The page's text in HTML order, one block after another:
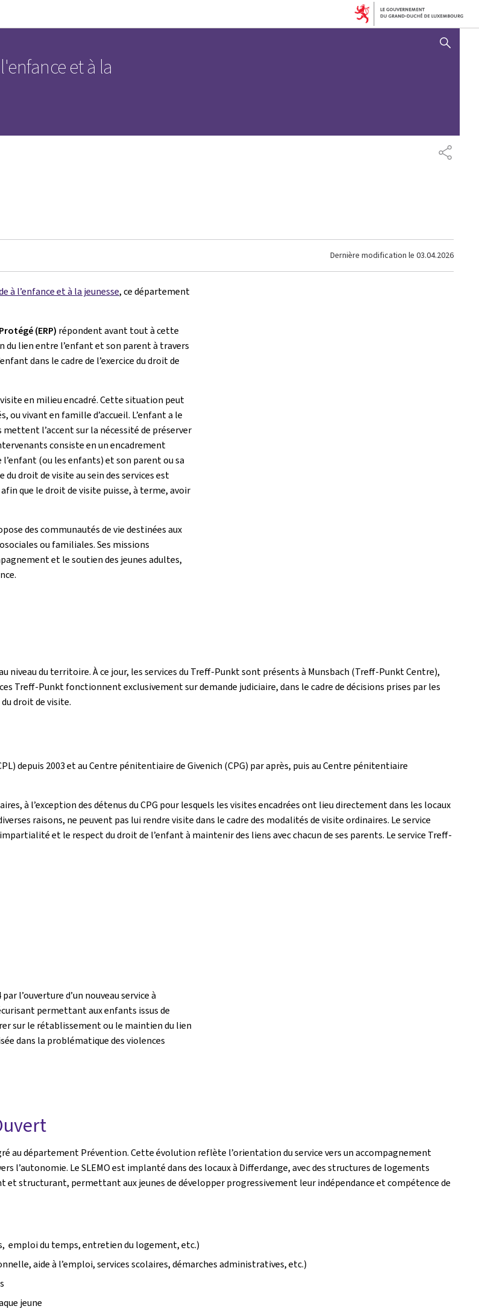
et à la
AFFICHER / MASQUER
Dernière modification le 03.04.2026
à l’enfance et à la jeunesse, ce département
(ERP) répondent avant tout à cette
lien entre l’enfant et son parent à travers
dans le cadre de l’exercice du droit de
visite en milieu encadré. Cette situation peut
vivant en famille d’accueil. L’enfant a le
mettent l’accent sur la nécessité de préserver
consiste en un encadrement
(ou les enfants) et son parent ou sa
du droit de visite au sein des services est
que le droit de visite puisse, à terme, avoir
des communautés de vie destinées aux
ou familiales. Ses missions
et le soutien des jeunes adultes,
niveau du territoire. À ce jour, les services du Treff-Punkt sont présents à Munsbach (Treff-Punkt Centre),
Treff-Punkt fonctionnent exclusivement sur demande judiciaire, dans le cadre de décisions prises par les
droit de visite.
depuis 2003 et au Centre pénitentiaire de Givenich (CPG) par après, puis au Centre pénitentiaire
à l’exception des détenus du CPG pour lesquels les visites encadrées ont lieu directement dans les locaux
raisons, ne peuvent pas lui rendre visite dans le cadre des modalités de visite ordinaires. Le service
et le respect du droit de l’enfant à maintenir des liens avec chacun de ses parents. Le service Treff-
l’ouverture d’un nouveau service à
permettant aux enfants issus de
sur le rétablissement ou le maintien du lien
dans la problématique des violences
au département Prévention. Cette évolution reflète l’orientation du service vers un accompagnement
l’autonomie. Le SLEMO est implanté dans des locaux à Differdange, avec des structures de logements
et structurant, permettant aux jeunes de développer progressivement leur indépendance et compétence de
emploi du temps, entretien du logement, etc.)
aide à l’emploi, services scolaires, démarches administratives, etc.)
jeune